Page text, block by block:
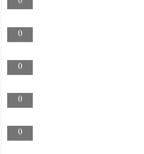
0
0
0
0